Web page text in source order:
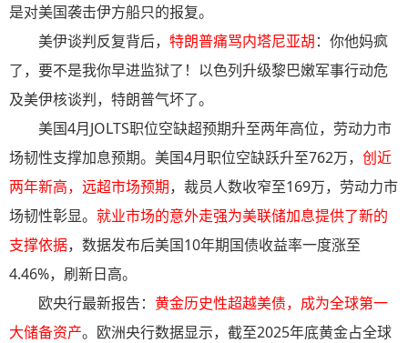
是对美国袭击伊方船只的报复。
美伊谈判反复背后， 特朗普痛骂内塔尼亚胡：你他妈疯
了，要不是我你早进监狱了！以色列升级黎巴嫩军事行动危
及美伊核谈判，特朗普气坏了。
美国4月JOLTS职位空缺超预期升至两年高位，劳动力市
场韧性支撑加息预期。美国4月职位空缺跃升至762万， 创近
两年新高，远超市场预期，裁员人数收窄至169万，劳动力市
场韧性彰显。 就业市场的意外走强为美联储加息提供了新的
支撑依据，数据发布后美国10年期国债收益率一度涨至
4.46%，刷新日高。
欧央行最新报告： 黄金历史性超越美债，成为全球第一
大储备资产。欧洲央行数据显示，截至2025年底黄金占全球